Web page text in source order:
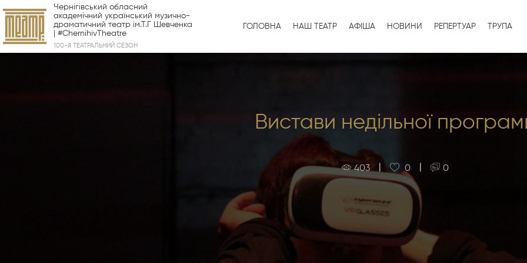
Чернігівський обласний
академічний український музично-
драматичний театр ім.Т.Г Шевченка
| #ChernihivTheatre
100-й ТЕАТРАЛЬНИЙ СЕЗОН
ГОЛОВНА НАШ ТЕАТР АФІША НОВИНИ РЕПЕРТУАР ТРУПА
Вистави недільної
403 0 0